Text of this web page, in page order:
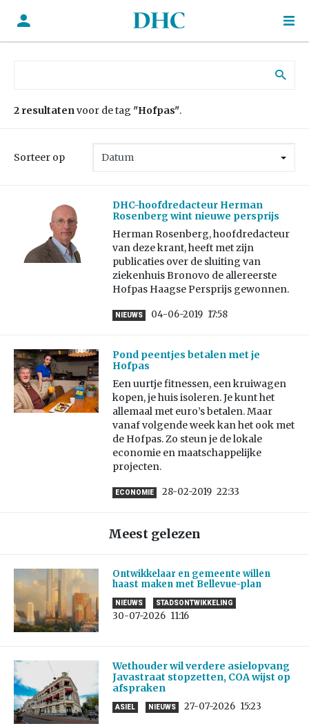
2 resultatenvoor de tag "Hofpas".
Sorteer op
DHC-hoofdredacteur Herman
Rosenberg wint nieuwe persprijs
Herman Rosenberg, hoofdredacteur
van deze krant, heeft met zijn
publicaties over de sluiting van
ziekenhuis Bronovo de allereerste
Hofpas Haagse Persprijs gewonnen.
NIEUWS 04-06-2019 17:58
Pond peentjes betalen met je
Hofpas
Een uurtje fitnessen, een kruiwagen
kopen, je huis isoleren. Je kunt het
allemaal met euro’s betalen. Maar
vanaf volgende week kan het ook met
de Hofpas. Zo steun je de lokale
economie en maatschappelijke
projecten.
ECONOMIE 28-02-2019 22:33
Meest gelezen
Ontwikkelaar en gemeente willen
haast maken met Bellevue-plan
NIEUWS STADSONTWIKKELING
30-07-2026 11:16
Wethouder wil verdere asielopvang
Javastraat stopzetten, COA wijst op
afspraken
ASIEL NIEUWS 27-07-2026 15:23